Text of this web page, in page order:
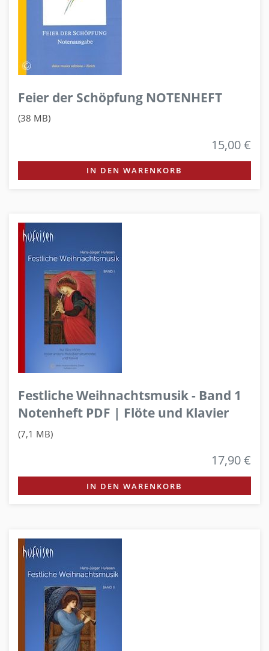
Feier der Schöpfung NOTENHEFT
(38 MB)
15,00 €
IN DEN WARENKORB
Festliche Weihnachtsmusik - Band 1
Notenheft PDF | Flöte und Klavier
(7,1 MB)
17,90 €
IN DEN WARENKORB